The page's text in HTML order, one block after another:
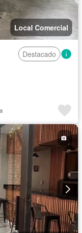
Local Comercial
Destacado